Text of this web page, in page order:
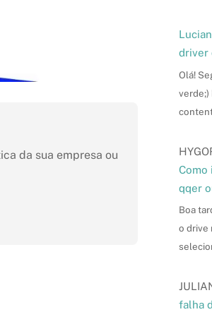
da sua empresa ou
driver
Olá!
Como
qqer
Boa
o drive
falha